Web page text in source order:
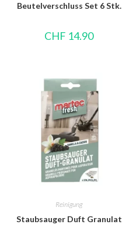
Beutelverschluss Set 6 Stk.
CHF 14.90
Reinigung
Staubsauger Duft Granulat